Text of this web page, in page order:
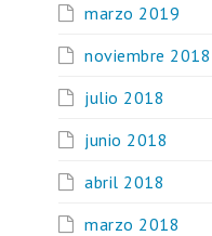
marzo 2019
noviembre 2018
julio 2018
junio 2018
abril 2018
marzo 2018